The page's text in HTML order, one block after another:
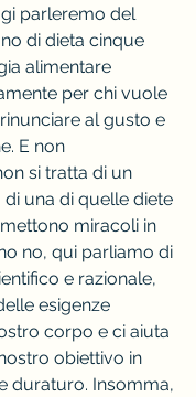
parleremo del
di dieta cinque
alimentare
per chi vuole
al gusto e
E non
si tratta di un
una di quelle diete
miracoli in
no, qui parliamo di
e razionale,
esigenze
corpo e ci aiuta
obiettivo in
duraturo. Insomma,